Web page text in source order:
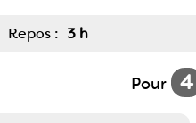
Repos : 3 h
Pour 4